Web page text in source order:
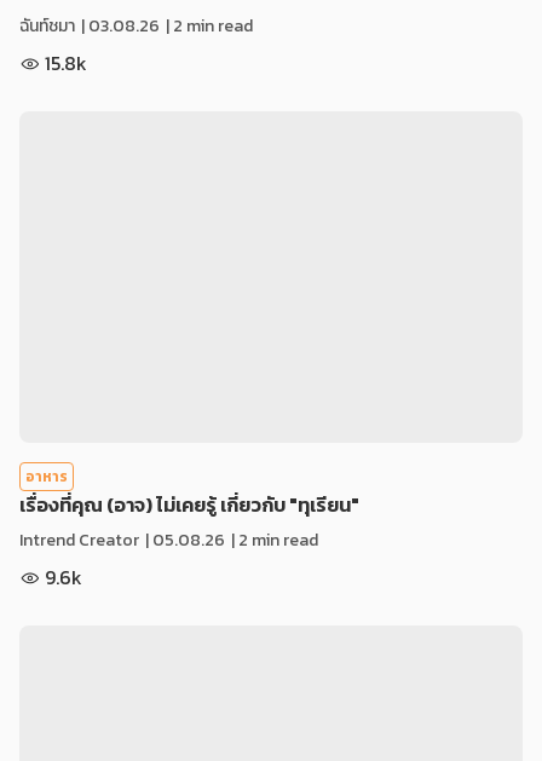
ฉันท์ชมา |03.08.26 | 2 min read
15.8k
อาหาร
เรื่องที่คุณ (อาจ) ไม่เคยรู้ เกี่ยวกับ "ทุเรียน"
Intrend Creator |05.08.26 | 2 min read
9.6k